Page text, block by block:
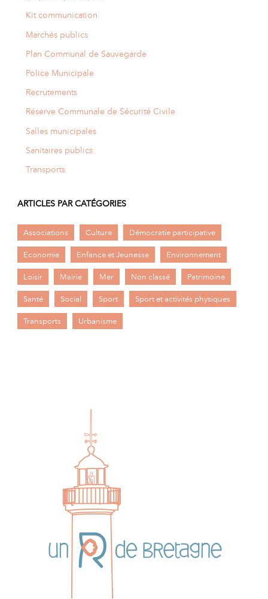
Kit communication
Marchés publics
Plan Communal de Sauvegarde
Police Municipale
Recrutements
Réserve Communale de Sécurité Civile
Salles municipales
Sanitaires publics
Transports
ARTICLES PAR CATÉGORIES
Associations Culture Démocratie participative
Economie Enfance et Jeunesse Environnement
Loisir Mairie Mer Non classé Patrimoine
Santé Social Sport Sport et activités physiques
Transports Urbanisme